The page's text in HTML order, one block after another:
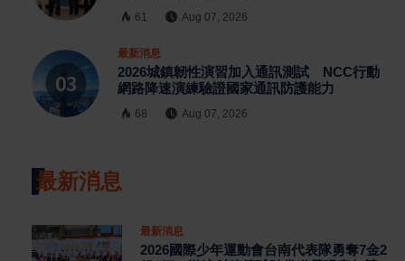
61 Aug 07, 2026
最新消息
2026城鎮韌性演習加入通訊測試 NCC行動
網路降速演練驗證國家通訊防護能力
68 Aug 07, 2026
最新消息
最新消息
2026國際少年運動會台南代表隊勇奪7金2